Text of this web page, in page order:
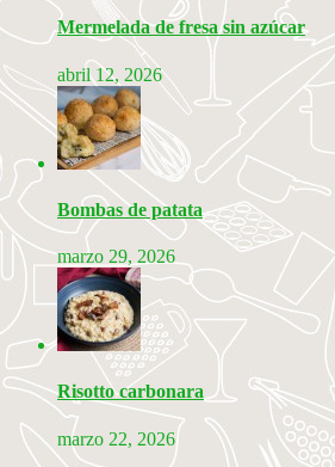
Mermelada de fresa sin azúcar
abril 12, 2026
Bombas de patata
marzo 29, 2026
Risotto carbonara
marzo 22, 2026